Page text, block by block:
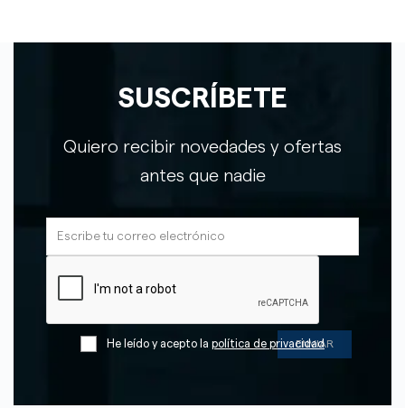
SUSCRÍBETE
Quiero recibir novedades y ofertas
antes que nadie
He leído y acepto la política de privacidad